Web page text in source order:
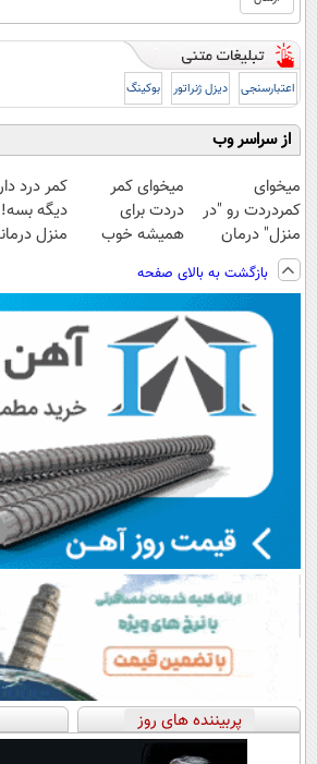
اعتبارسنجی دیزل ژنراتور بوکینگ
از سراسر وب
میخوای
کمردردت رو "در
منزل" درمان
کنی؟ (◂فیلم +
◂پرسش‌نامه)
میخوای کمر
دردت برای
همیشه خوب
پرسش‌نامه رو پر
کن!
کمر درد
دیگه
منزل
بازگشت به بالای صفحه
پربیننده های روز